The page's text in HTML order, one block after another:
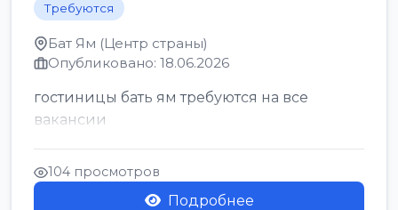
Требуются
Бат Ям (Центр страны)
Опубликовано: 18.06.2026
гостиницы бать ям требуются на все
вакансии
104 просмотров
Подробнее